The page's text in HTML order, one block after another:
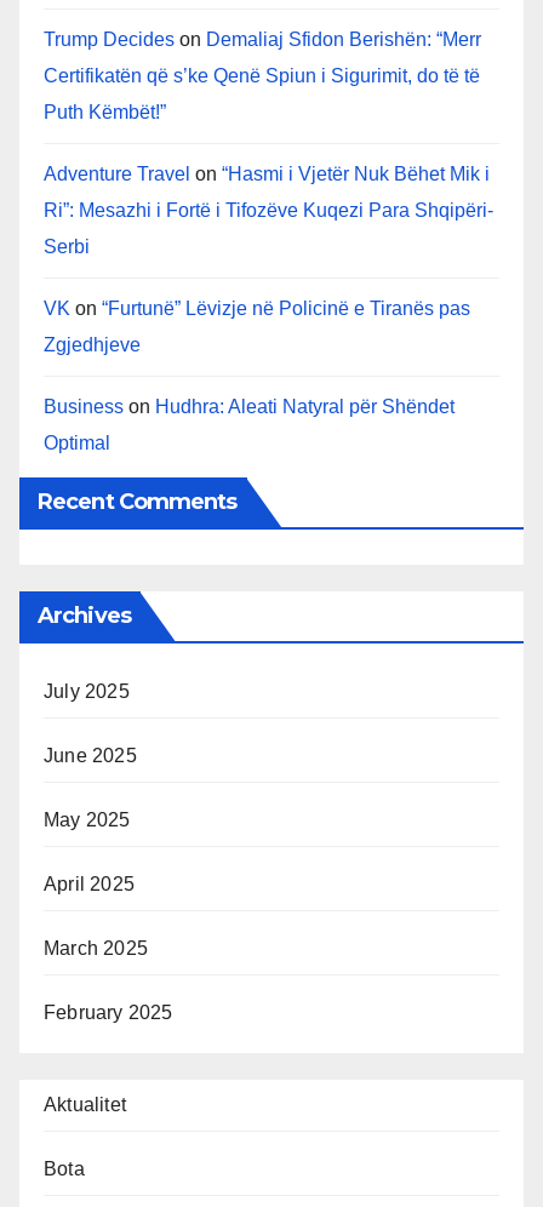
Trump Decides on Demaliaj Sfidon Berishën: “Merr
Certifikatën që s’ke Qenë Spiun i Sigurimit, do të të
Puth Këmbët!”
Adventure Travel on “Hasmi i Vjetër Nuk Bëhet Mik i
Ri”: Mesazhi i Fortë i Tifozëve Kuqezi Para Shqipëri-
Serbi
VK on “Furtunë” Lëvizje në Policinë e Tiranës pas
Zgjedhjeve
Business on Hudhra: Aleati Natyral për Shëndet
Optimal
Recent Comments
Archives
July 2025
June 2025
May 2025
April 2025
March 2025
February 2025
Aktualitet
Bota